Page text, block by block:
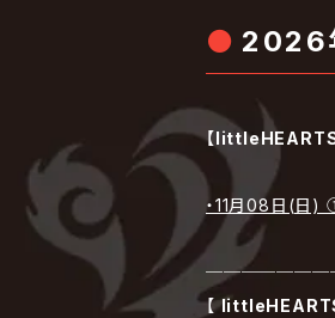
2026
【
・11月08日(
【